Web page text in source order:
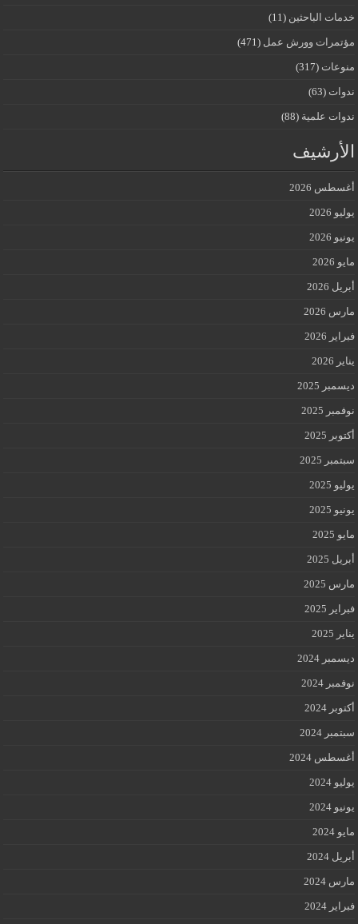
خدمات الباحثين (11)
مؤتمرات وورش عمل (471)
منوعات (317)
ندوات (63)
ندوات علمية (88)
الأرشيف
أغسطس 2026
يوليو 2026
يونيو 2026
مايو 2026
أبريل 2026
مارس 2026
فبراير 2026
يناير 2026
ديسمبر 2025
نوفمبر 2025
أكتوبر 2025
سبتمبر 2025
يوليو 2025
يونيو 2025
مايو 2025
أبريل 2025
مارس 2025
فبراير 2025
يناير 2025
ديسمبر 2024
نوفمبر 2024
أكتوبر 2024
سبتمبر 2024
أغسطس 2024
يوليو 2024
يونيو 2024
مايو 2024
أبريل 2024
مارس 2024
فبراير 2024